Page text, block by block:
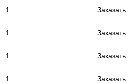
Заказать
Заказать
Заказать
Заказать